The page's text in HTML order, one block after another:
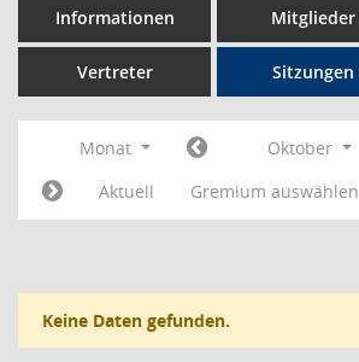
Informationen Mitglieder
Vertreter Sitzungen
Monat Oktober
Aktuell
Gremium auswählen
Keine Daten gefunden.